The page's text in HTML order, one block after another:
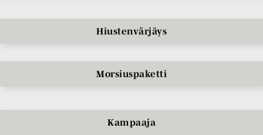
Hiustenvärjäys
Morsiuspaketti
Kampaaja